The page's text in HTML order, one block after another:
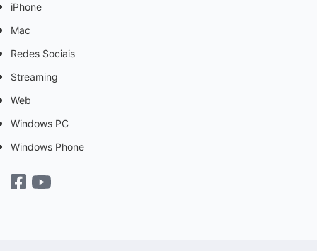
iPhone
Mac
Redes Sociais
Streaming
Web
Windows PC
Windows Phone